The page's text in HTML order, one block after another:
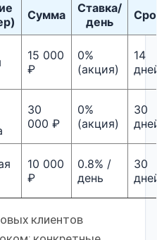
Сумма
Ставка/
день
15 000
₽
0%
(акция)
14
30
000 ₽
0%
(акция)
30
10 000
₽
0.8% /
день
30
клиентов